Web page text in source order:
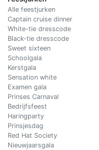
Alle feestjurken
Captain cruise dinner
White-tie dresscode
Black-tie dresscode
Sweet sixteen
Schoolgala
Kerstgala
Sensation white
Examen gala
Prinses Carnaval
Bedrijfsfeest
Haringparty
Prinsjesdag
Red Hat Society
Nieuwjaarsgala